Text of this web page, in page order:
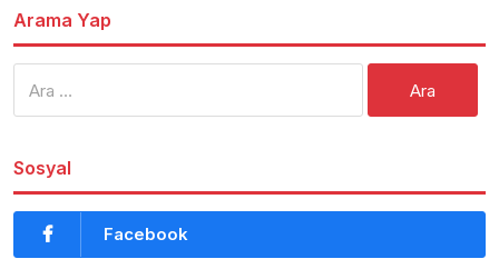
Arama Yap
Sosyal
Facebook